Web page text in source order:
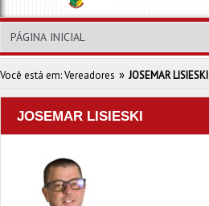
Você está em: Vereadores » JOSEMAR LISIESKI
JOSEMAR LISIESKI